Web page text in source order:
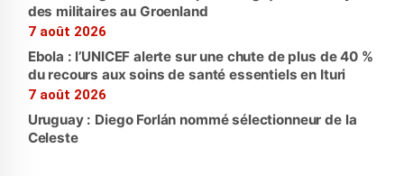
des militaires au Groenland
7 août 2026
Ebola : l’UNICEF alerte sur une chute de plus de 40 %
du recours aux soins de santé essentiels en Ituri
7 août 2026
Uruguay : Diego Forlán nommé sélectionneur de la
Celeste